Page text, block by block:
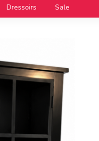
Dressoirs Sale